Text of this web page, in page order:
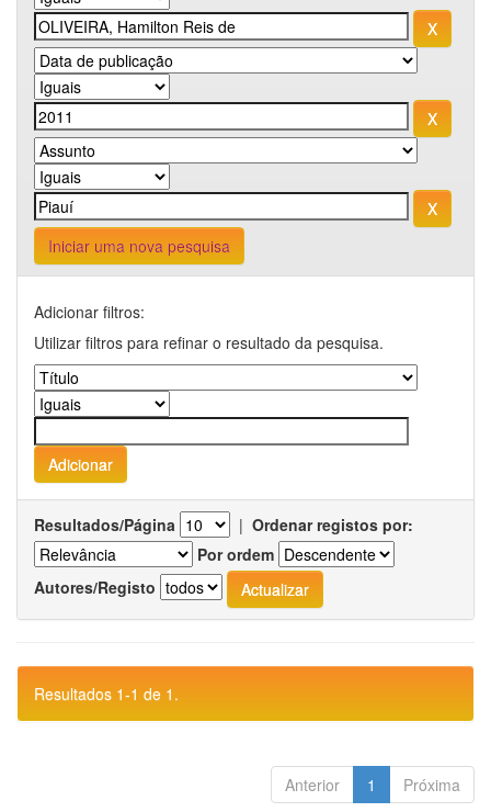
Iniciar uma nova pesquisa
Adicionar filtros:
Utilizar filtros para refinar o resultado da pesquisa.
Resultados/Página | Ordenar registos por:
Por ordem
Autores/Registo
Resultados 1-1 de 1.
Anterior 1 Próxima